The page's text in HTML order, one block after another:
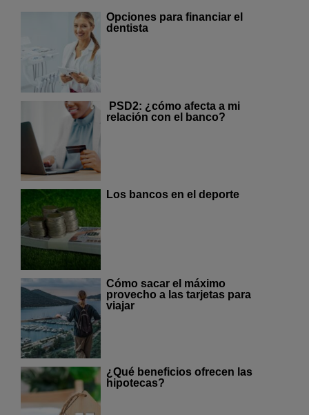
Opciones para financiar el
dentista
PSD2: ¿cómo afecta a mi
relación con el banco?
Los bancos en el deporte
Cómo sacar el máximo
provecho a las tarjetas para
viajar
¿Qué beneficios ofrecen las
hipotecas?